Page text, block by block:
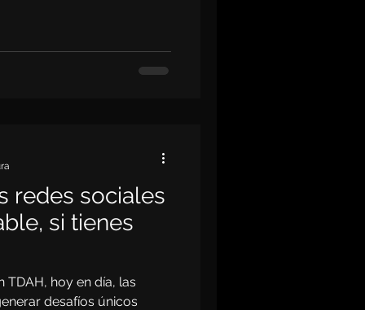
redes sociales
si tienes
TDAH, hoy en día, las
desafíos únicos